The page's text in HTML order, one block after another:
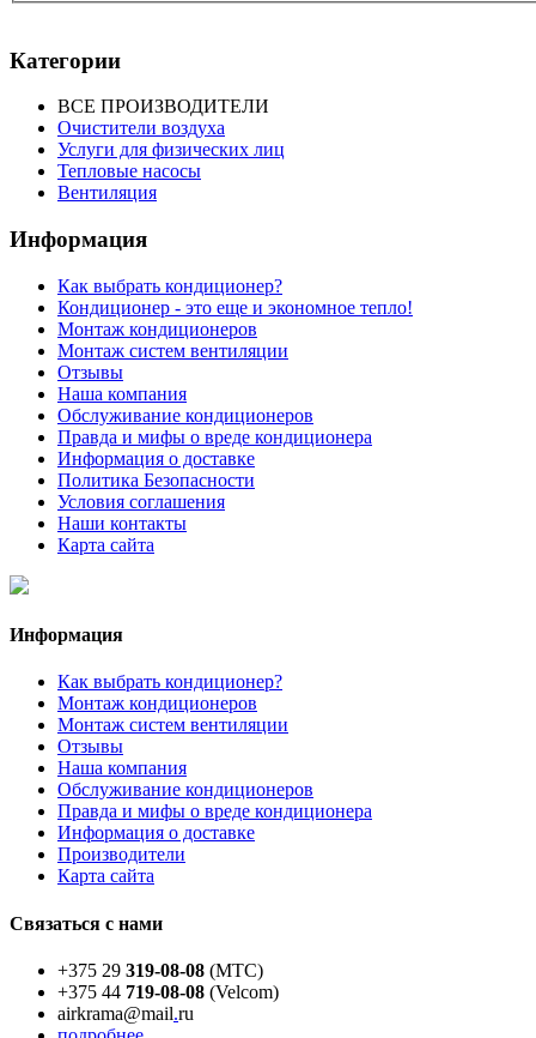
Категории
ВСЕ ПРОИЗВОДИТЕЛИ
Очистители воздуха
Услуги для физических лиц
Тепловые насосы
Вентиляция
Информация
Как выбрать кондиционер?
Кондиционер - это еще и экономное тепло!
Монтаж кондиционеров
Монтаж систем вентиляции
Отзывы
Наша компания
Обслуживание кондиционеров
Правда и мифы о вреде кондиционера
Информация о доставке
Политика Безопасности
Условия соглашения
Наши контакты
Карта сайта
Информация
Как выбрать кондиционер?
Монтаж кондиционеров
Монтаж систем вентиляции
Отзывы
Наша компания
Обслуживание кондиционеров
Правда и мифы о вреде кондиционера
Информация о доставке
Производители
Карта сайта
Связаться с нами
+375 29 319-08-08 (МТС)
+375 44 719-08-08 (Velcom)
airkrama@mail.ru